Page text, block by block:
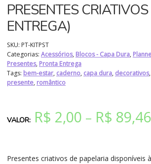
PRESENTES
ENTREGA)
Presentes criativos de papelaria disponíveis
SKU: PT-KITPST
Categorias: Acessórios, Blocos - Capa Dura,
Presentes, Pronta Entrega
Tags: bem-estar, caderno, capa dura, decorativos,
presente, romântico
R$ 2,00 – R$ 89,46